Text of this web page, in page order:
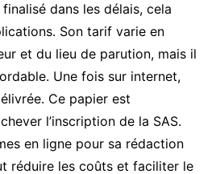
dans les délais, cela
Son tarif varie en
et du lieu de parution, mais il
Une fois sur internet,
Ce papier est
l’inscription de la SAS.
en ligne pour sa rédaction
réduire les coûts et faciliter le